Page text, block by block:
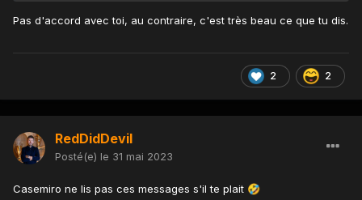
Pas d'accord avec toi, au contraire, c'est très beau ce que tu dis.
2 2
RedDidDevil
Posté(e) le 31 mai 2023
Casemiro ne lis pas ces messages s'il te plait 🤣